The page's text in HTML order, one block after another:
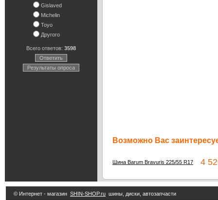
Gislaved
Michelin
Toyo
Другого
Всего ответов: 3598
Ответить
Результаты опроса
Возможно Вас
Шина Barum Bravuris 225/55 R17 4
© Интернет - магазин SHIN-SHOP.ru шины, диски, автозапчасти